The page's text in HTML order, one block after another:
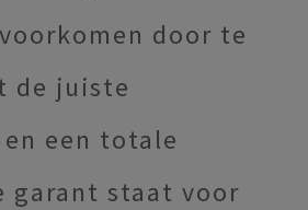
door te
de juiste
een totale
garant staat voor